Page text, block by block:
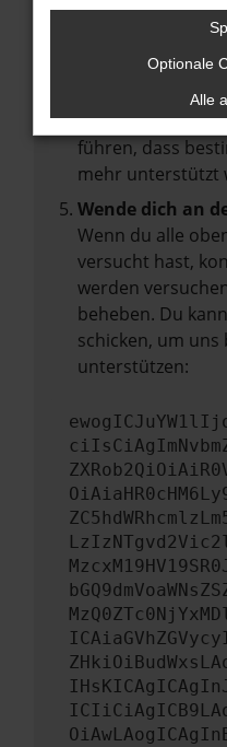
Stelle sicher,
Betriebssystem
Veraltete
Sicherheitsrisiko,
führen, dass
mehr unterstützt
Wende dich an
Wenn du alle
versucht hast,
werden
beheben. Du
schicken, um uns
unterstützen:
Optionale
Alle